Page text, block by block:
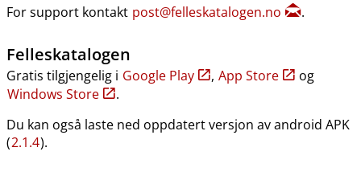
For support kontakt post@felleskatalogen.no .
Felleskatalogen
Gratis tilgjengelig i Google Play , App Store
og
Windows Store
.
Du kan også laste ned oppdatert versjon av android APK
(2.1.4).